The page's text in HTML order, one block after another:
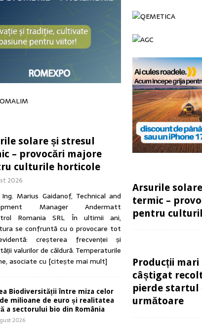
solare și stresul
– provocări majore
culturile horticole
2026
Marius Gaidanof, Technical and
Manager Andermatt
Romania SRL În ultimii ani,
se confruntă cu o provocare tot
creșterea frecvenței și
valurilor de căldură. Temperaturile
asociate cu [citește mai mult]
Biodiversității între miza celor
de milioane de euro și realitatea
a sectorului bio din România
2026
Arsurile
termic –
pentru
Producții mari
câștigat
pierde startul
următoare